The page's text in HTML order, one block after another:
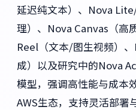
延迟纯文本）、Nova
理）、Nova Canvas（高
Reel（文本/图生视频）
成）以及研究中的Nova
模型，强调高性能与成本
AWS生态，支持灵活部署